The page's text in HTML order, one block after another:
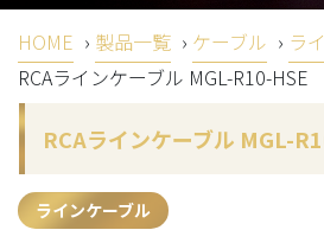
HOME › 製品一覧 › ケーブル › ラ
RCAラインケーブル MGL-R10-HSE
RCAラインケーブル MGL-
ラインケーブル